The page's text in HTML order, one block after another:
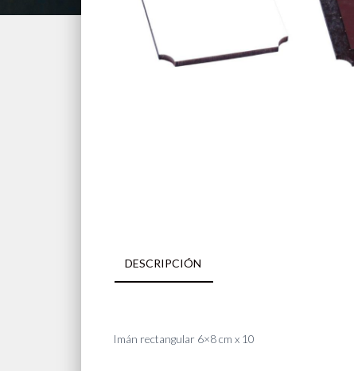
DESCRIPCIÓN
Imán rectangular 6×8 cm x 10